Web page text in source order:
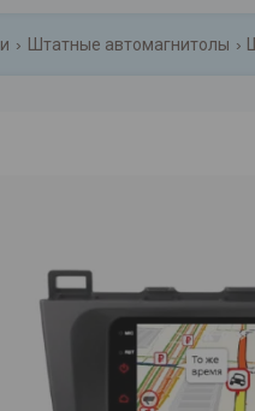
Штатные автомагнитолы